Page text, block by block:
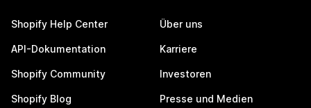
Shopify Help Center
API-Dokumentation
Shopify Community
Shopify Blog
Über uns
Karriere
Investoren
Presse und Medien